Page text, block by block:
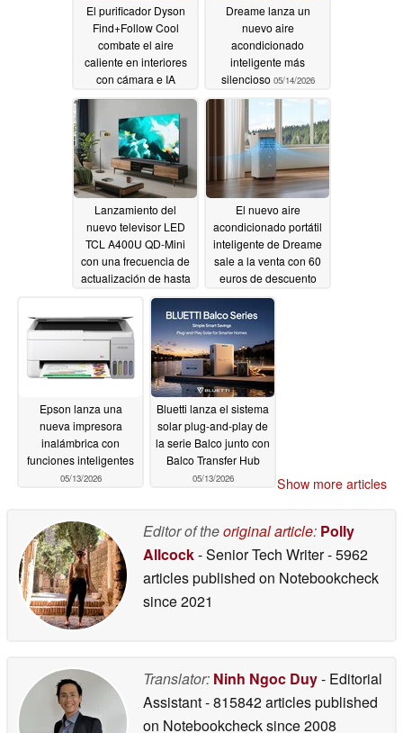
El purificador Dyson
Find+Follow Cool
combate el aire
caliente en interiores
con cámara e IA
05/14/2026
Dreame lanza un
nuevo aire
acondicionado
inteligente más
silencioso 05/14/2026
Lanzamiento del
nuevo televisor LED
TCL A400U QD-Mini
con una frecuencia de
actualización de hasta
05/14/2026
El nuevo aire
acondicionado portátil
inteligente de Dreame
sale a la venta con 60
euros de descuento
05/13/2026
Epson lanza una
nueva impresora
inalámbrica con
funciones inteligentes
05/13/2026
Bluetti lanza el sistema
solar plug-and-play de
la serie Balco junto con
Balco Transfer Hub
05/13/2026 Show more articles
Editor of theoriginal article: Polly
Allcock- Senior Tech Writer- 5962
articles published on Notebookcheck
since 2021
Translator: Ninh Ngoc Duy- Editorial
Assistant- 815842 articles published
on Notebookchecksince 2008